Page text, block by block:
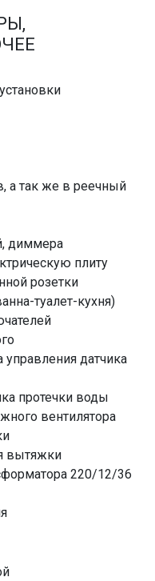
а так же в реечный
диммера
плиту
розетки
туалет-кухня)
датчика
протечки воды
вентилятора
вытяжки
220/12/36